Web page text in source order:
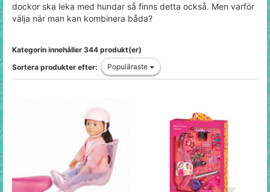
dockor ska leka med hundar så finns detta också. Men varför
välja när man kan kombinera båda?
Kategorin innehåller 344 produkt(er)
Sortera produkter efter:
Populäraste